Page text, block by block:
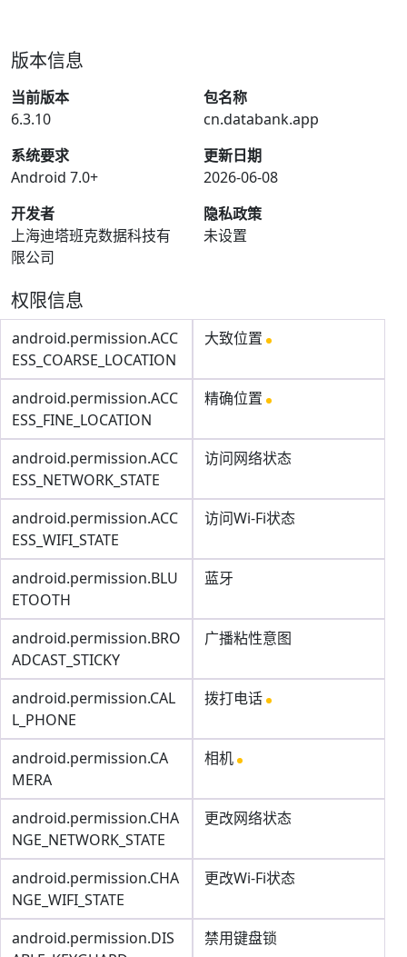
版本信息
当前版本
6.3.10
包名称
cn.databank.app
系统要求
Android 7.0+
更新日期
2026-06-08
开发者
上海迪塔班克数据科技有
限公司
隐私政策
未设置
权限信息
android.permission.ACC
ESS_COARSE_LOCATION
大致位置
android.permission.ACC
ESS_FINE_LOCATION
精确位置
android.permission.ACC
ESS_NETWORK_STATE
访问网络状态
android.permission.ACC
ESS_WIFI_STATE
访问Wi-Fi状态
android.permission.BLU
ETOOTH
蓝牙
android.permission.BRO
ADCAST_STICKY
广播粘性意图
android.permission.CAL
L_PHONE
拨打电话
android.permission.CA
MERA
相机
android.permission.CHA
NGE_NETWORK_STATE
更改网络状态
android.permission.CHA
NGE_WIFI_STATE
更改Wi-Fi状态
android.permission.DIS
禁用键盘锁